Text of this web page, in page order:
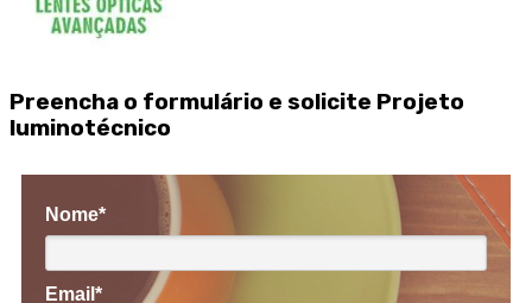
Preencha o formulário e solicite Projeto
luminotécnico
Nome*
Email*